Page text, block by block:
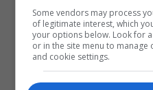
Some vendors may process
of legitimate interest, which
your options below. Look for
or in the site menu to
and cookie settings.